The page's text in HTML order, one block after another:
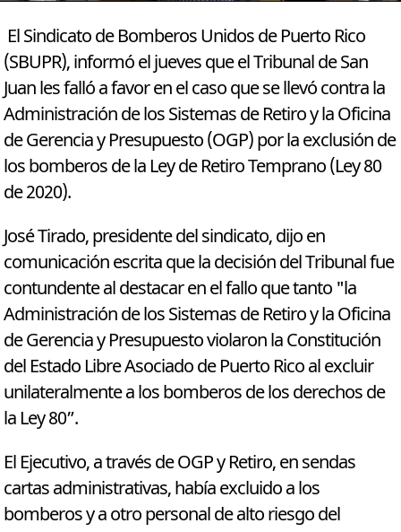
El Sindicato de Bomberos Unidos de Puerto Rico
(SBUPR), informó el jueves que el Tribunal de San
Juan les falló a favor en el caso que se llevó contra la
Administración de los Sistemas de Retiro y la Oficina
de Gerencia y Presupuesto (OGP) por la exclusión de
los bomberos de la Ley de Retiro Temprano (Ley 80
de 2020).
José Tirado, presidente del sindicato, dijo en
comunicación escrita que la decisión del Tribunal fue
contundente al destacar en el fallo que tanto "la
Administración de los Sistemas de Retiro y la Oficina
de Gerencia y Presupuesto violaron la Constitución
del Estado Libre Asociado de Puerto Rico al excluir
unilateralmente a los bomberos de los derechos de
la Ley 80”.
El Ejecutivo, a través de OGP y Retiro, en sendas
cartas administrativas, había excluido a los
bomberos y a otro personal de alto riesgo del